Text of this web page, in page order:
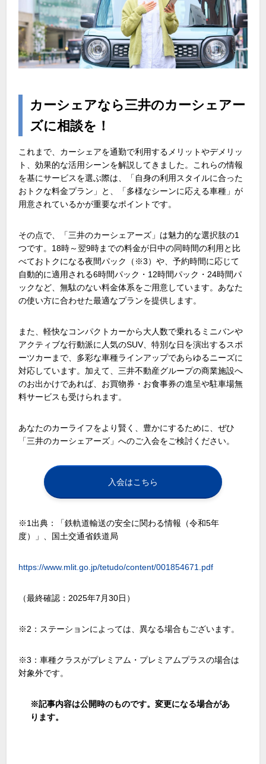
カーシェアなら三井のカーシェアー
ズに相談を！
これまで、カーシェアを通勤で利用するメリットやデメリッ
ト、効果的な活用シーンを解説してきました。これらの情報
を基にサービスを選ぶ際は、「自身の利用スタイルに合った
おトクな料金プラン」と、「多様なシーンに応える車種」が
用意されているかが重要なポイントです。
その点で、「三井のカーシェアーズ」は魅力的な選択肢の1
つです。 18時～翌9時までの料金が日中の同時間の利用と比
べておトクになる夜間パック（ ※3）や、予約時間に応じて
自動的に適用される6時間パック・ 12時間パック・24時間パ
ックなど、無駄のない料金体系をご用意しています。あなた
の使い方に合わせた最適なプランを提供します。
また、軽快なコンパクトカーから大人数で乗れるミニバンや
アクティブな行動派に人気のSUV、特別な日を演出するスポ
ーツカーまで、多彩な車種ラインアップであらゆるニーズに
対応しています。加えて、三井不動産グループの商業施設へ
のお出かけであれば、お買物券・お食事券の進呈や駐車場無
料サービスも受けられます。
あなたのカーライフをより賢く、豊かにするために、ぜひ
「三井のカーシェアーズ」へのご入会をご検討ください。
入会はこちら
※1出典：「鉄軌道輸送の安全に関わる情報（令和5年
度）」、国土交通省鉄道局
https://www.mlit.go.jp/tetudo/content/001854671.pdf
（最終確認：2025年7月30日）
※2：ステーションによっては、異なる場合もございます。
※3：車種クラスがプレミアム・プレミアムプラスの場合は
対象外です。
※記事内容は公開時のものです。変更になる場合があ
ります。